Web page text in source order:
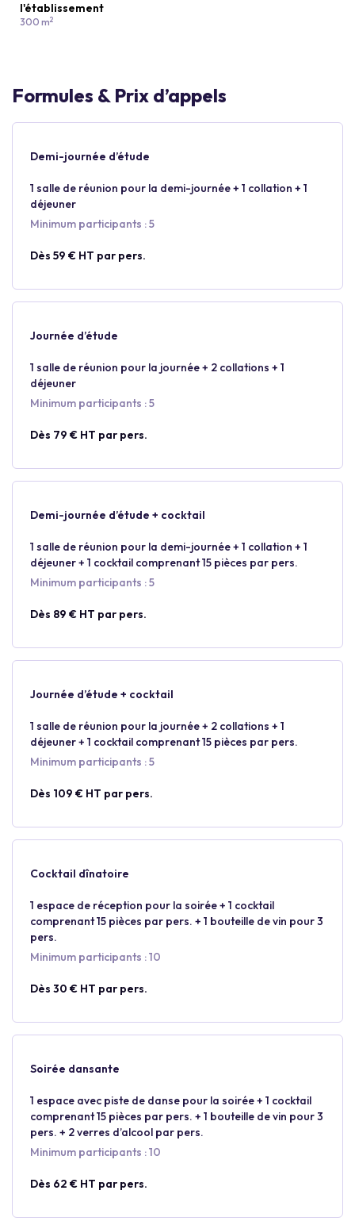
l'établissement
300 m2
Formules & Prix d’appels
Demi-journée d’étude
1 salle de réunion pour la demi-journée + 1 collation + 1
déjeuner
Minimum participants : 5
Dès 59 € HT par pers.
Journée d’étude
1 salle de réunion pour la journée + 2 collations + 1
déjeuner
Minimum participants : 5
Dès 79 € HT par pers.
Demi-journée d’étude + cocktail
1 salle de réunion pour la demi-journée + 1 collation + 1
déjeuner + 1 cocktail comprenant 15 pièces par pers.
Minimum participants : 5
Dès 89 € HT par pers.
Journée d’étude + cocktail
1 salle de réunion pour la journée + 2 collations + 1
déjeuner + 1 cocktail comprenant 15 pièces par pers.
Minimum participants : 5
Dès 109 € HT par pers.
Cocktail dînatoire
1 espace de réception pour la soirée + 1 cocktail
comprenant 15 pièces par pers. + 1 bouteille de vin pour 3
pers.
Minimum participants : 10
Dès 30 € HT par pers.
Soirée dansante
1 espace avec piste de danse pour la soirée + 1 cocktail
comprenant 15 pièces par pers. + 1 bouteille de vin pour 3
pers. + 2 verres d’alcool par pers.
Minimum participants : 10
Dès 62 € HT par pers.